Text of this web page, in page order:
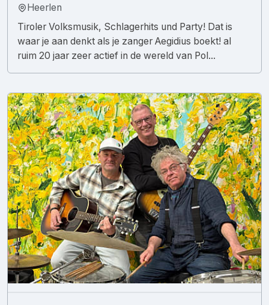
Heerlen
Tiroler Volksmusik, Schlagerhits und Party! Dat is
waar je aan denkt als je zanger Aegidius boekt! al
ruim 20 jaar zeer actief in de wereld van Pol...